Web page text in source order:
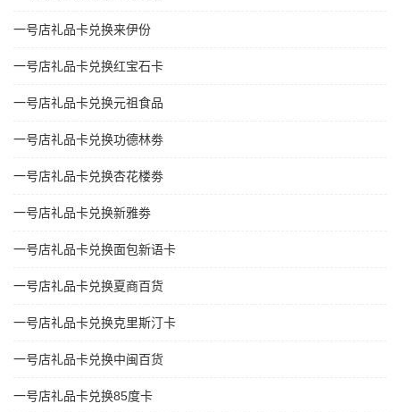
一号店礼品卡兑换来伊份
一号店礼品卡兑换红宝石卡
一号店礼品卡兑换元祖食品
一号店礼品卡兑换功德林劵
一号店礼品卡兑换杏花楼劵
一号店礼品卡兑换新雅劵
一号店礼品卡兑换面包新语卡
一号店礼品卡兑换夏商百货
一号店礼品卡兑换克里斯汀卡
一号店礼品卡兑换中闽百货
一号店礼品卡兑换85度卡